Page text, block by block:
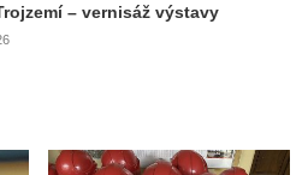
– vernisáž výstavy